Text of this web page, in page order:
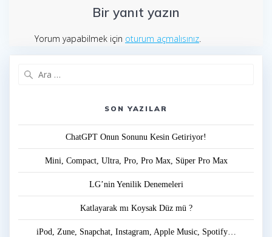
Bir yanıt yazın
Yorum yapabilmek için oturum açmalısınız.
SON YAZILAR
ChatGPT Onun Sonunu Kesin Getiriyor!
Mini, Compact, Ultra, Pro, Pro Max, Süper Pro Max
LG’nin Yenilik Denemeleri
Katlayarak mı Koysak Düz mü ?
iPod, Zune, Snapchat, Instagram, Apple Music, Spotify…